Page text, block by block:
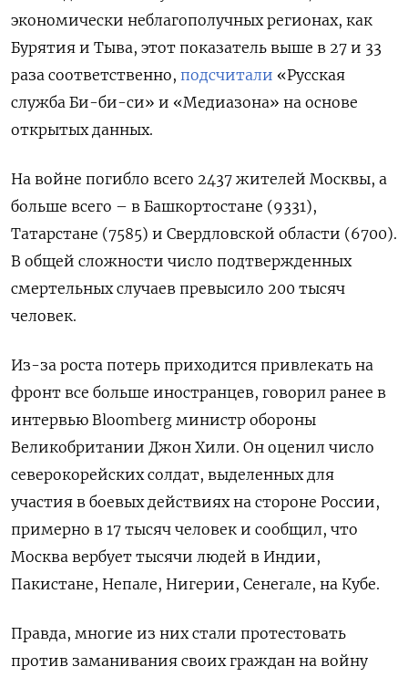
экономически неблагополучных регионах, как
Бурятия и Тыва, этот показатель выше в 27 и 33
раза соответственно, подсчитали «Русская
служба Би-би-си» и «Медиазона» на основе
открытых данных.
На войне погибло всего 2437 жителей Москвы, а
больше всего – в Башкортостане (9331),
Татарстане (7585) и Свердловской области (6700).
В общей сложности число подтвержденных
смертельных случаев превысило 200 тысяч
человек.
Из-за роста потерь приходится привлекать на
фронт все больше иностранцев, говорил ранее в
интервью Bloomberg министр обороны
Великобритании Джон Хили. Он оценил число
северокорейских солдат, выделенных для
участия в боевых действиях на стороне России,
примерно в 17 тысяч человек и сообщил, что
Москва вербует тысячи людей в Индии,
Пакистане, Непале, Нигерии, Сенегале, на Кубе.
Правда, многие из них стали протестовать
против заманивания своих граждан на войну